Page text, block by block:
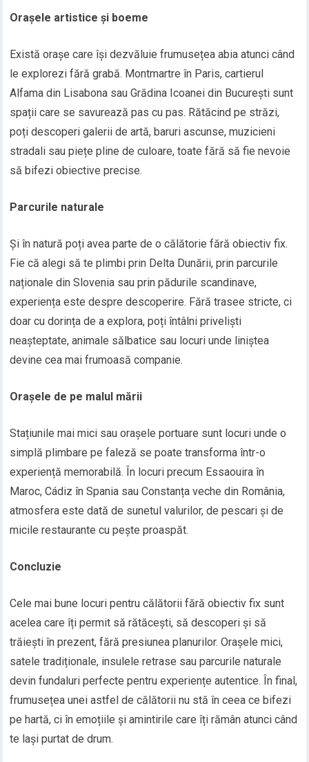
Orașele artistice și boeme
Există orașe care își dezvăluie frumusețea abia atunci când
le explorezi fără grabă. Montmartre în Paris, cartierul
Alfama din Lisabona sau Grădina Icoanei din București sunt
spații care se savurează pas cu pas. Rătăcind pe străzi,
poți descoperi galerii de artă, baruri ascunse, muzicieni
stradali sau piețe pline de culoare, toate fără să fie nevoie
să bifezi obiective precise.
Parcurile naturale
Și în natură poți avea parte de o călătorie fără obiectiv fix.
Fie că alegi să te plimbi prin Delta Dunării, prin parcurile
naționale din Slovenia sau prin pădurile scandinave,
experiența este despre descoperire. Fără trasee stricte, ci
doar cu dorința de a explora, poți întâlni priveliști
neașteptate, animale sălbatice sau locuri unde liniștea
devine cea mai frumoasă companie.
Orașele de pe malul mării
Stațiunile mai mici sau orașele portuare sunt locuri unde o
simplă plimbare pe faleză se poate transforma într-o
experiență memorabilă. În locuri precum Essaouira în
Maroc, Cádiz în Spania sau Constanța veche din România,
atmosfera este dată de sunetul valurilor, de pescari și de
micile restaurante cu pește proaspăt.
Concluzie
Cele mai bune locuri pentru călătorii fără obiectiv fix sunt
acelea care îți permit să rătăcești, să descoperi și să
trăiești în prezent, fără presiunea planurilor. Orașele mici,
satele tradiționale, insulele retrase sau parcurile naturale
devin fundaluri perfecte pentru experiențe autentice. În final,
frumusețea unei astfel de călătorii nu stă în ceea ce bifezi
pe hartă, ci în emoțiile și amintirile care îți rămân atunci când
te lași purtat de drum.